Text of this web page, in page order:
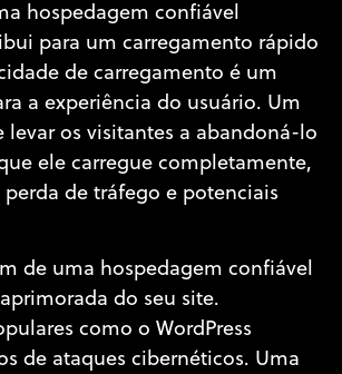
hospedagem confiável
para um carregamento rápido
de carregamento é um
a experiência do usuário. Um
levar os visitantes a abandoná-lo
ele carregue completamente,
de tráfego e potenciais
de uma hospedagem confiável
do seu site.
como o WordPress
de ataques cibernéticos. Uma